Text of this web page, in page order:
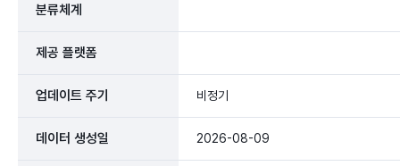
분류체계
제공 플랫폼
업데이트 주기 비정기
데이터 생성일 2026-08-09